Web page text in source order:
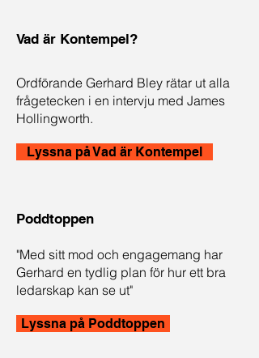
Vad är Kontempel?
Ordförande Gerhard Bley rätar ut alla
frågetecken i en intervju med James
Hollingworth.
Lyssna på Vad är Kontempel
Poddtoppen
"Med sitt mod och engagemang har
Gerhard en tydlig plan för hur ett bra
ledarskap kan se ut"
Lyssna på Poddtoppen